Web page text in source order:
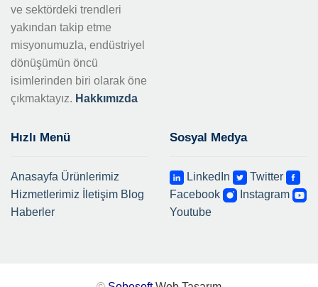
ve sektördeki trendleri
yakından takip etme
misyonumuzla, endüstriyel
dönüşümün öncü
isimlerinden biri olarak öne
çıkmaktayız. Hakkımızda
Hızlı Menü
Anasayfa Ürünlerimiz
Hizmetlerimiz
İletişim Blog
Haberler
Sosyal Medya
LinkedIn
Twitter
Facebook
Instagram
Youtube